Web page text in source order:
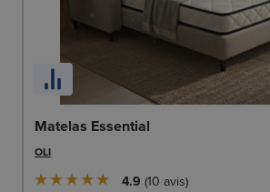
Matelas Essential
OLI
4.9 10 avis